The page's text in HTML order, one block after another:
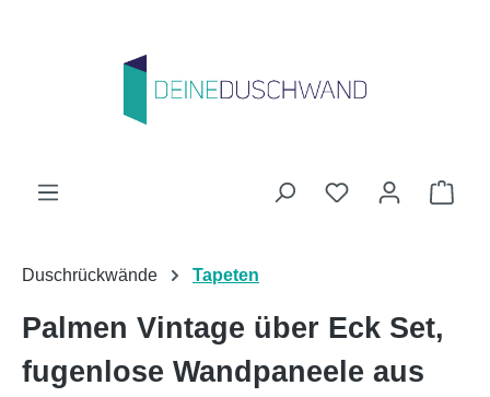
Du hast 0
Duschrückwände Tapeten
Palmen Vintage über Eck Set,
fugenlose Wandpaneele aus